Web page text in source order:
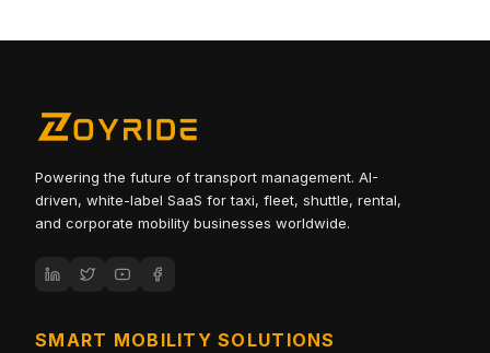
Powering the future of transport management. AI-
driven, white-label SaaS for taxi, fleet, shuttle, rental,
and corporate mobility businesses worldwide.
SMART MOBILITY SOLUTIONS